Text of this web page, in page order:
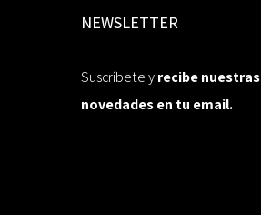
NEWSLETTER
Suscríbete yrecibe nuestras
novedades en tu email.